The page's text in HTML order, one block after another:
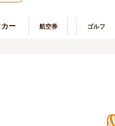
ー 航空券 ゴルフ